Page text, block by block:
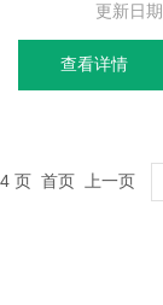
更新日期
查看详情
页 首页 上一页